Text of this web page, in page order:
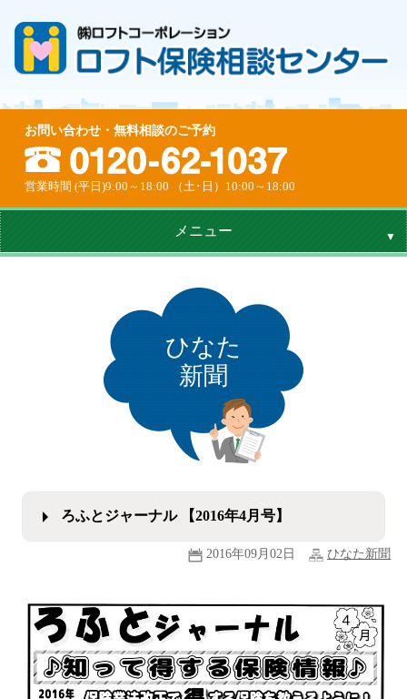
お問い合わせ・無料相談のご予約
営業時間 (平日)9:00～18:00 （土･日）10:00～18:00
メニュー
ひなた
新聞
ろふとジャーナル 【2016年4月号】
2016年09月02日 ひなた新聞